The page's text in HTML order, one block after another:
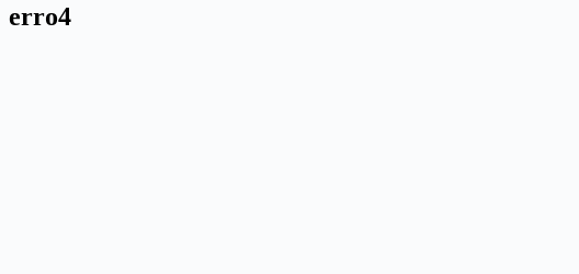
erro4